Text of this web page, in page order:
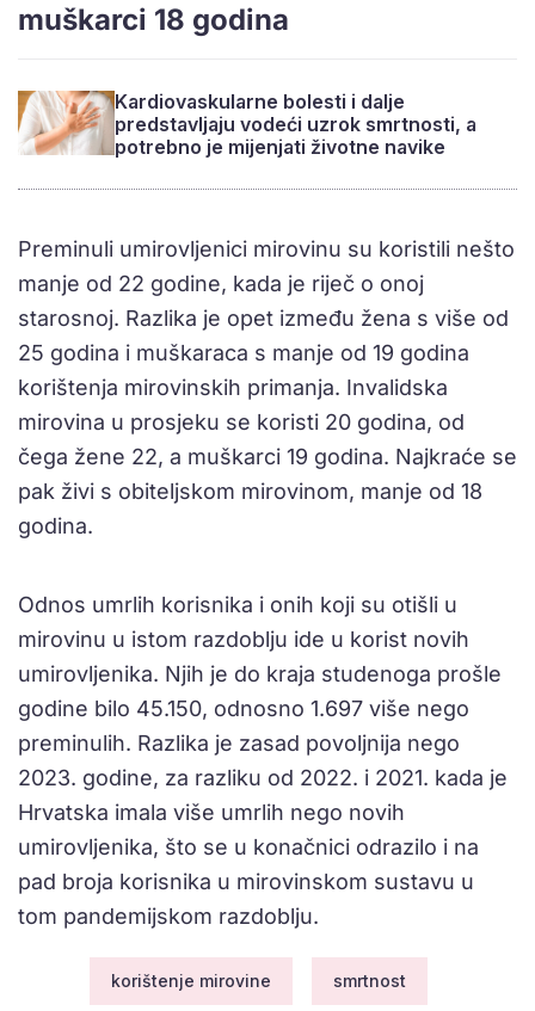
muškarci 18 godina
Kardiovaskularne bolesti i dalje
predstavljaju vodeći uzrok smrtnosti, a
potrebno je mijenjati životne navike
Preminuli umirovljenici mirovinu su koristili nešto
manje od 22 godine, kada je riječ o onoj
starosnoj. Razlika je opet između žena s više od
25 godina i muškaraca s manje od 19 godina
korištenja mirovinskih primanja. Invalidska
mirovina u prosjeku se koristi 20 godina, od
čega žene 22, a muškarci 19 godina. Najkraće se
pak živi s obiteljskom mirovinom, manje od 18
godina.
Odnos umrlih korisnika i onih koji su otišli u
mirovinu u istom razdoblju ide u korist novih
umirovljenika. Njih je do kraja studenoga prošle
godine bilo 45.150, odnosno 1.697 više nego
preminulih. Razlika je zasad povoljnija nego
2023. godine, za razliku od 2022. i 2021. kada je
Hrvatska imala više umrlih nego novih
umirovljenika, što se u konačnici odrazilo i na
pad broja korisnika u mirovinskom sustavu u
tom pandemijskom razdoblju.
korištenje mirovine smrtnost